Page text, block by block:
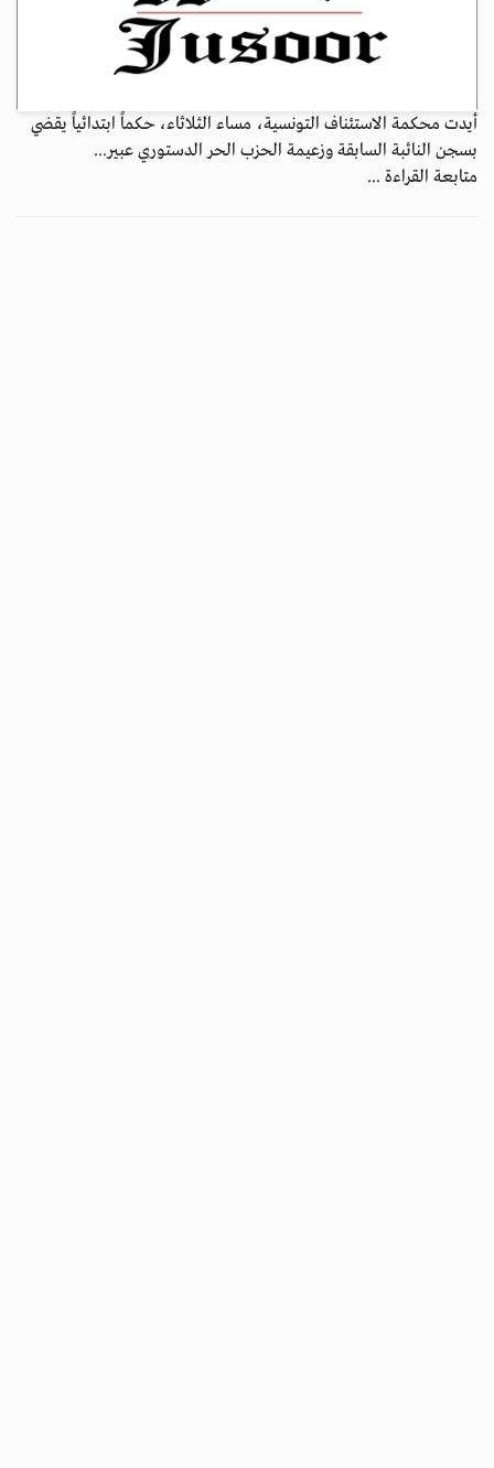
أيدت محكمة الاستئناف التونسية، مساء الثلاثاء، حكماً ابتدائياً يقضي
بسجن النائبة السابقة وزعيمة الحزب الحر الدستوري عبير...
متابعة القراءة ...